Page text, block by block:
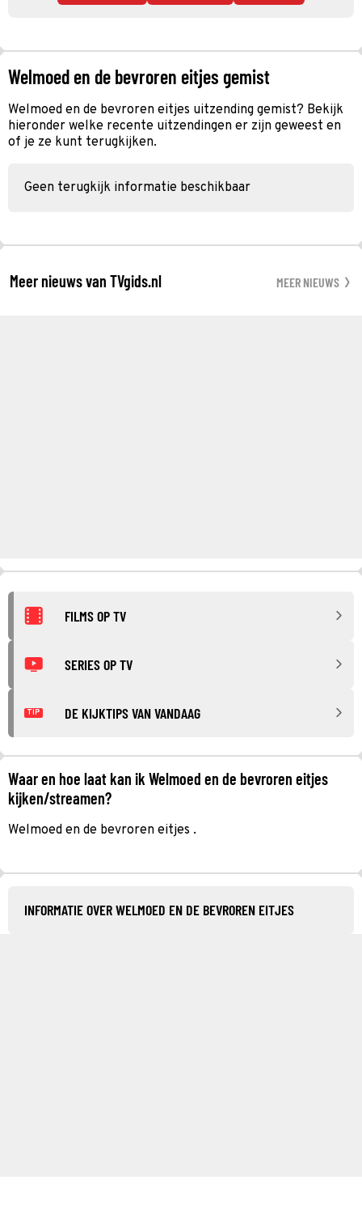
Welmoed en de bevroren eitjes gemist
Welmoed en de bevroren eitjes uitzending gemist? Bekijk
hieronder welke recente uitzendingen er zijn geweest en
of je ze kunt terugkijken.
Geen terugkijk informatie beschikbaar
Meer nieuws van TVgids.nl MEER NIEUWS
FILMS OP TV
SERIES OP TV
TIP DE KIJKTIPS VAN VANDAAG
Waar en hoe laat kan ik Welmoed en de bevroren eitjes
kijken/streamen?
Welmoed en de bevroren eitjes .
INFORMATIE OVER WELMOED EN DE BEVROREN EITJES